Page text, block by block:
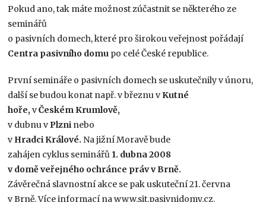
Pokud ano, tak máte možnost zúčastnit se některého ze
seminářů
o pasivních domech, které pro širokou veřejnost pořádají
Centra pasivního domu po celé České republice.
První semináře o pasivních domech se uskutečnily v únoru,
další se budou konat např. v březnu v Kutné
hoře, vČeském Krumlově,
v dubnu v Plzni nebo
v Hradci Králové. Na jižní Moravě bude
zahájen cyklus seminářů 1. dubna 2008
v domě veřejného ochránce práv v Brně.
Závěrečná slavnostní akce se pak uskuteční 21. června
v Brně. Více informací na www.sit.pasivnidomy.cz.